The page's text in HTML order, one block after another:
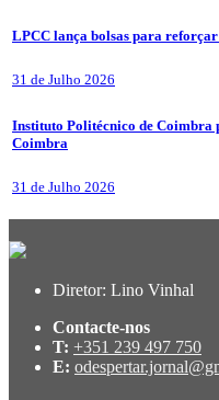
LPCC lança bolsas para
31 de Julho 2026
Instituto Politécnico de Coimbra
Coimbra
31 de Julho 2026
Diretor: Lino Vinhal
Contacte-nos
T: +351 239 497 750
E: